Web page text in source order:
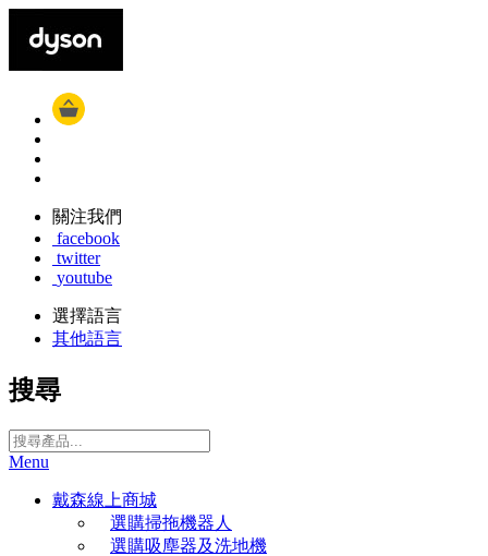
關注我們
facebook
twitter
youtube
選擇語言
其他語言
搜尋
Menu
戴森線上商城
選購掃拖機器人
選購吸塵器及洗地機